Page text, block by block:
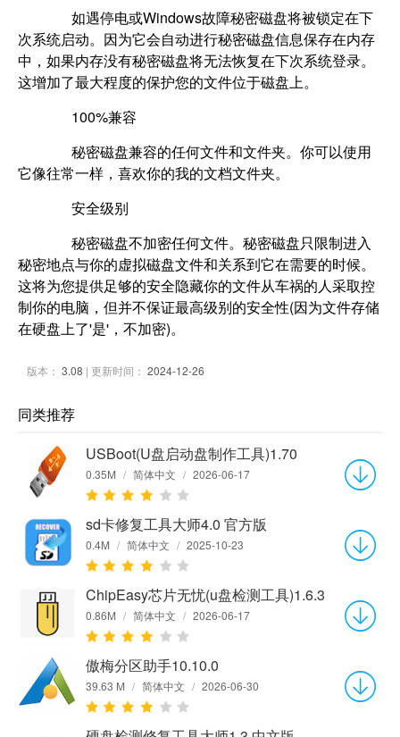
如遇停电或Windows故障秘密磁盘将被锁定在下
次系统启动。因为它会自动进行秘密磁盘信息保存在内存
中，如果内存没有秘密磁盘将无法恢复在下次系统登录。
这增加了最大程度的保护您的文件位于磁盘上。
100%兼容
秘密磁盘兼容的任何文件和文件夹。你可以使用
它像往常一样，喜欢你的我的文档文件夹。
安全级别
秘密磁盘不加密任何文件。秘密磁盘只限制进入
秘密地点与你的虚拟磁盘文件和关系到它在需要的时候。
这将为您提供足够的安全隐藏你的文件从车祸的人采取控
制你的电脑，但并不保证最高级别的安全性(因为文件存储
在硬盘上了'是'，不加密)。
版本： 3.08 | 更新时间： 2024-12-26
同类推荐
USBoot(U盘启动盘制作工具)1.70
0.35M / 简体中文 / 2026-06-17
sd卡修复工具大师4.0 官方版
0.4M / 简体中文 / 2025-10-23
ChipEasy芯片无忧(u盘检测工具)1.6.3
0.86M / 简体中文 / 2026-06-17
傲梅分区助手10.10.0
39.63 M / 简体中文 / 2026-06-30